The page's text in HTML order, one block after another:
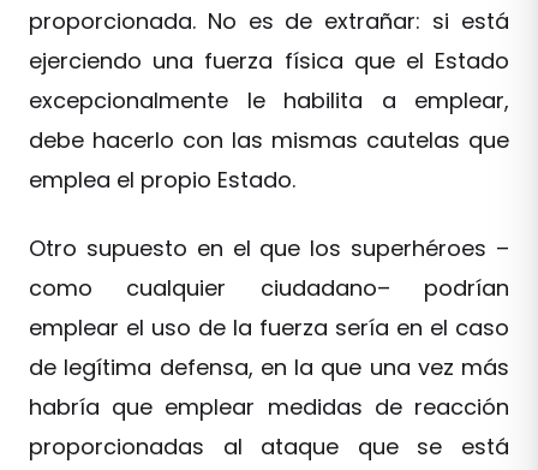
proporcionada. No es de extrañar: si está
ejerciendo una fuerza física que el Estado
excepcionalmente le habilita a emplear,
debe hacerlo con las mismas cautelas que
emplea el propio Estado.
Otro supuesto en el que los superhéroes –
como cualquier ciudadano– podrían
emplear el uso de la fuerza sería en el caso
de legítima defensa, en la que una vez más
habría que emplear medidas de reacción
proporcionadas al ataque que se está